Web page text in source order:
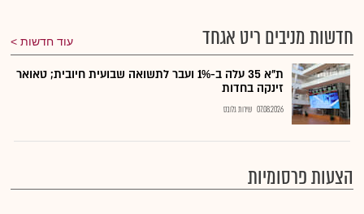
חדשות מניבים ריט אגחד עוד חדשות
ת"א 35 עלה ב-1% ועבר לתשואה שבועית חיובית; טאואר
זינקה בחדות
07.08.2026 שירות גלובס
הצעות פרסומיות